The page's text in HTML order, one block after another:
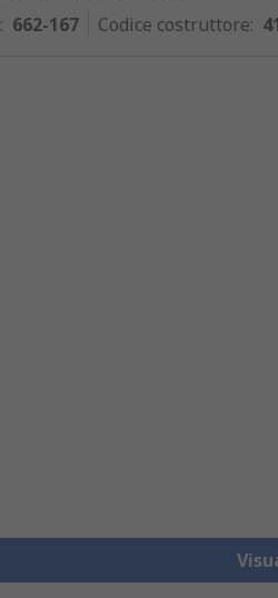
: 662-167 Codice costruttore: